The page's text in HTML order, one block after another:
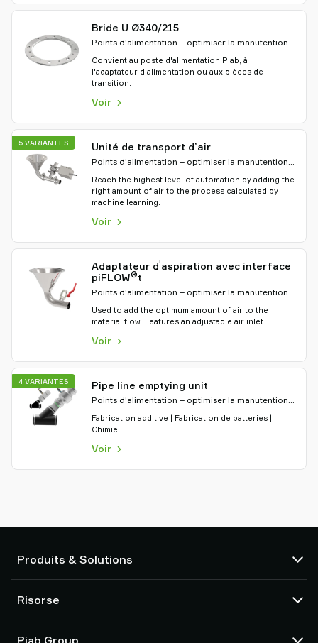
Bride U Ø340/215
Points d'alimentation – optimiser la manutention
des matériaux
Convient au poste d'alimentation Piab, à
l'adaptateur d'alimentation ou aux pièces de
transition.
Voir
Unité de transport d’air
Points d'alimentation – optimiser la manutention
des matériaux
Reach the highest level of automation by adding the
right amount of air to the process calculated by
machine learning.
Voir
5 VARIANTES
Adaptateur d'aspiration avec interface
piFLOW®t
Points d'alimentation – optimiser la manutention
des matériaux
Used to add the optimum amount of air to the
material flow. Features an adjustable air inlet.
Voir
Pipe line emptying unit
Points d'alimentation – optimiser la manutention
des matériaux
Fabrication additive | Fabrication de batteries |
Chimie
Voir
4 VARIANTES
Produits & Solutions
Ventouses et préhenseurs souples
Composants de main de préhension robotisée (EOAT)
Solutions de préhension pour robots et cobots
Risorse
Piab Group